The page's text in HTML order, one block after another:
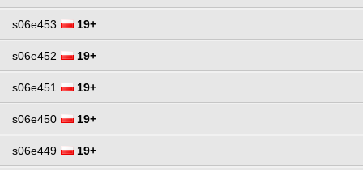
s06e453 19+
s06e452 19+
s06e451 19+
s06e450 19+
s06e449 19+